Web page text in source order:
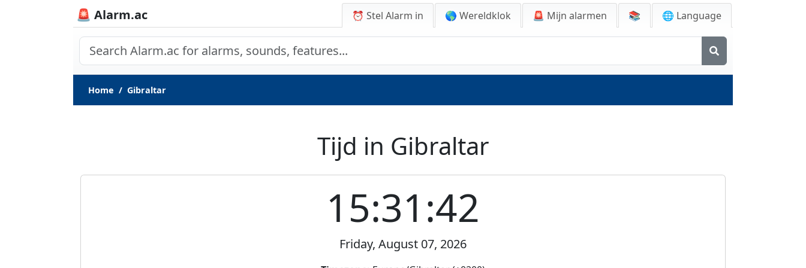
🚨 Alarm.ac ⏰ Stel Alarm in 🌎 Wereldklok 🚨 Mijn alarmen 📚 🌐 Language
Home Gibraltar
Tijd in Gibraltar
15:31:42
Friday, August 07, 2026